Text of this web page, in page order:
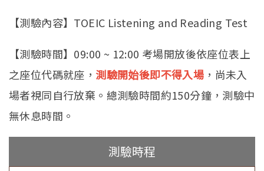
【測驗內容】TOEIC Listening and Reading Test
【測驗時間】09:00 ~ 12:00 考場開放後依座位表上
之座位代碼就座， 測驗開始後即不得入場 ，尚未入
場者視同自行放棄。總測驗時間約150分鐘，測驗中
無休息時間。
測驗時程